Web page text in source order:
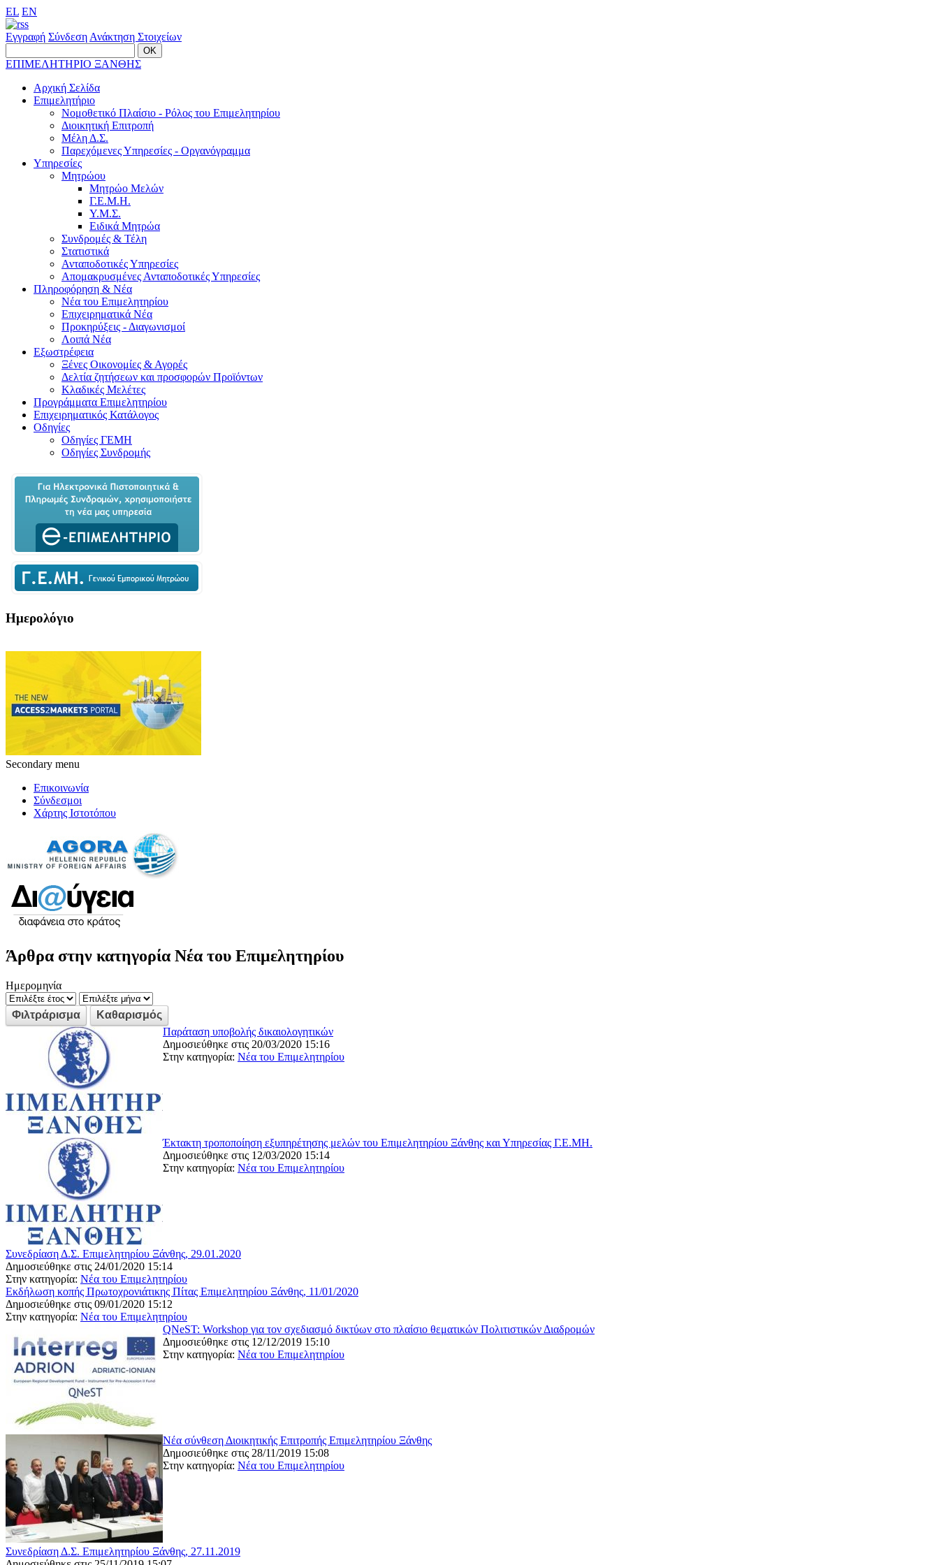
EL EN
Εγγραφή Σύνδεση Ανάκτηση Στοιχείων
ΕΠΙΜΕΛΗΤΗΡΙΟ ΞΑΝΘΗΣ
Αρχική Σελίδα
Επιμελητήριο
Νομοθετικό Πλαίσιο - Ρόλος του Επιμελητηρίου
Διοικητική Επιτροπή
Μέλη Δ.Σ.
Παρεχόμενες Υπηρεσίες - Οργανόγραμμα
Υπηρεσίες
Μητρώου
Μητρώο Μελών
Γ.Ε.Μ.Η.
Υ.Μ.Σ.
Ειδικά Μητρώα
Συνδρομές & Τέλη
Στατιστικά
Ανταποδοτικές Υπηρεσίες
Απομακρυσμένες Ανταποδοτικές Υπηρεσίες
Πληροφόρηση & Νέα
Νέα του Επιμελητηρίου
Επιχειρηματικά Νέα
Προκηρύξεις - Διαγωνισμοί
Λοιπά Νέα
Εξωστρέφεια
Ξένες Οικονομίες & Αγορές
Δελτία ζητήσεων και προσφορών Προϊόντων
Κλαδικές Μελέτες
Προγράμματα Επιμελητηρίου
Επιχειρηματικός Κατάλογος
Οδηγίες
Οδηγίες ΓΕΜΗ
Οδηγίες Συνδρομής
Ημερολόγιο
Secondary menu
Επικοινωνία
Σύνδεσμοι
Χάρτης Ιστοτόπου
Άρθρα στην κατηγορία Νέα του Επιμελητηρίου
Ημερομηνία
Παράταση υποβολής δικαιολογητικών
Δημοσιεύθηκε στις 20/03/2020 15:16
Στην κατηγορία: Νέα του Επιμελητηρίου
Έκτακτη τροποποίηση εξυπηρέτησης μελών του Επιμελητηρίου Ξάνθης και Υπηρεσίας Γ.Ε.ΜΗ.
Δημοσιεύθηκε στις 12/03/2020 15:14
Στην κατηγορία: Νέα του Επιμελητηρίου
Συνεδρίαση Δ.Σ. Επιμελητηρίου Ξάνθης, 29.01.2020
Δημοσιεύθηκε στις 24/01/2020 15:14
Στην κατηγορία: Νέα του Επιμελητηρίου
Εκδήλωση κοπής Πρωτοχρονιάτικης Πίτας Επιμελητηρίου Ξάνθης, 11/01/2020
Δημοσιεύθηκε στις 09/01/2020 15:12
Στην κατηγορία: Νέα του Επιμελητηρίου
QNeST: Workshop για τον σχεδιασμό δικτύων στο πλαίσιο θεματικών Πολιτιστικών Διαδρομών
Δημοσιεύθηκε στις 12/12/2019 15:10
Στην κατηγορία: Νέα του Επιμελητηρίου
Νέα σύνθεση Διοικητικής Επιτροπής Επιμελητηρίου Ξάνθης
Δημοσιεύθηκε στις 28/11/2019 15:08
Στην κατηγορία: Νέα του Επιμελητηρίου
Συνεδρίαση Δ.Σ. Επιμελητηρίου Ξάνθης, 27.11.2019